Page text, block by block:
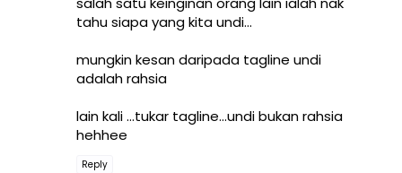
tahu siapa yang kita undi...
mungkin kesan daripada tagline undi
adalah rahsia
lain kali ...tukar tagline...undi bukan rahsia
hehhee
Reply